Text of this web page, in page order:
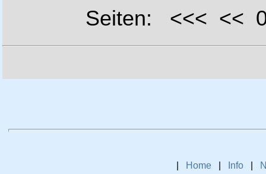
Seiten: <<< <<
Home Info